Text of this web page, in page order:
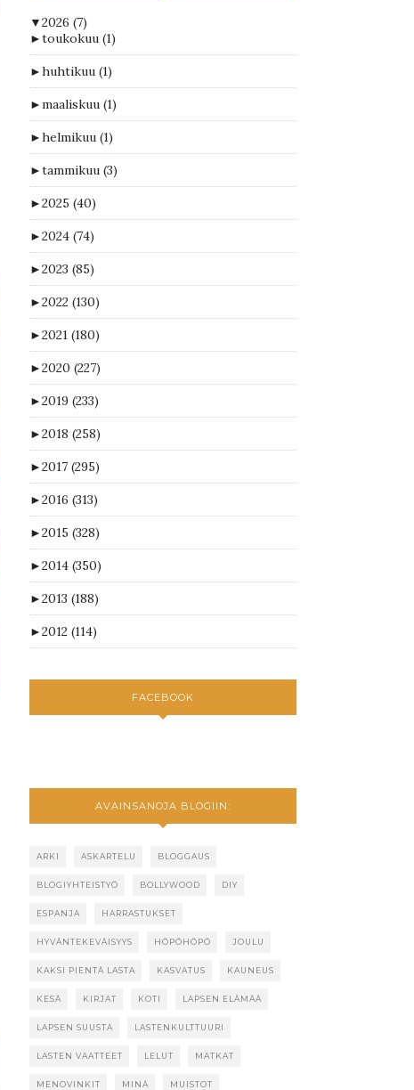
▼2026 (7)
►toukokuu (1)
►huhtikuu (1)
►maaliskuu (1)
►helmikuu (1)
►tammikuu (3)
►2025 (40)
►2024 (74)
►2023 (85)
►2022 (130)
►2021 (180)
►2020 (227)
►2019 (233)
►2018 (258)
►2017 (295)
►2016 (313)
►2015 (328)
►2014 (350)
►2013 (188)
►2012 (114)
FACEBOOK
AVAINSANOJA BLOGIIN:
ARKI ASKARTELU BLOGGAUS
BLOGIYHTEISTYÖ BOLLYWOOD DIY
ESPANJA HARRASTUKSET
HYVÄNTEKEVÄISYYS HÖPÖHÖPÖ JOULU
KAKSI PIENTÄ LASTA KASVATUS KAUNEUS
KESÄ KIRJAT KOTI LAPSEN ELÄMÄÄ
LAPSEN SUUSTA LASTENKULTTUURI
LASTEN VAATTEET LELUT MATKAT
MENOVINKIT MINÄ MUISTOT